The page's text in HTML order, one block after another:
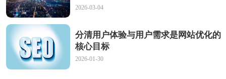
2026-03-04
分清用户体验与用户需求是网站优化的
核心目标
2026-01-30